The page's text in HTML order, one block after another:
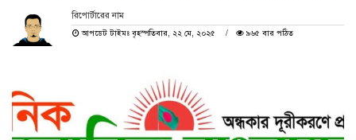
রিপোর্টারের নাম
আপডেট টাইমঃ বৃহস্পতিবার, ২২ মে, ২০২৫
৯৬৫ বার পঠিত